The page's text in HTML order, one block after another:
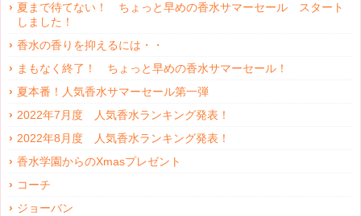
夏まで待てない！ ちょっと早めの香水サマーセール スタート
しました！
香水の香りを抑えるには・・
まもなく終了！ ちょっと早めの香水サマーセール！
夏本番！人気香水サマーセール第一弾
2022年7月度 人気香水ランキング発表！
2022年8月度 人気香水ランキング発表！
香水学園からのXmasプレゼント
コーチ
ジョーバン